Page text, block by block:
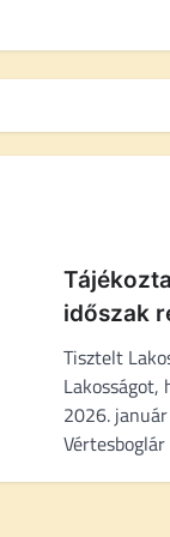
időszak
Tisztelt
Lakosságot,
2026.